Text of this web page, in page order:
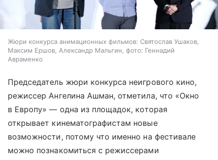
Жюри конкурса анимационных фильмов: Святослав Ушаков,
Максим Ершов, Александр Мальгин, фото: Геннадий
Авраменко
Председатель жюри конкурса неигрового кино,
режиссер Ангелина Ашман, отметила, что «Окно
в Европу» — одна из площадок, которая
открывает кинематографистам новые
возможности, потому что именно на фестивале
можно познакомиться с режиссерами